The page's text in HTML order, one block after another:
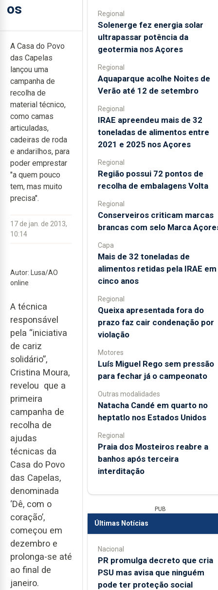
os
A Casa do Povo
das Capelas
lançou uma
campanha de
recolha de
material técnico,
como camas
articuladas,
cadeiras de roda
e andarilhos, para
poder emprestar
"a quem pouco
tem, mas muito
precisa".
17 de jan. de 2013,
10:14
Autor: Lusa/AO
online
A técnica
responsável
pela “iniciativa
de cariz
solidário”,
Cristina Moura,
revelou que a
primeira
campanha de
recolha de
ajudas
técnicas da
Casa do Povo
das Capelas,
denominada
‘Dê, com o
coração’,
começou em
dezembro e
prolonga-se até
ao final de
janeiro.
Regional
Solenerge fez energia solar
ultrapassar potência da
geotermia nos Açores
Regional
Aquaparque acolhe Noites de
Verão até 12 de setembro
Regional
IRAE apreendeu mais de 32
toneladas de alimentos entre
2021 e 2025 nos Açores
Regional
Região possui 72 pontos de
recolha de embalagens Volta
Regional
Conserveiros criticam marcas
brancas com selo Marca
Capa
Mais de 32 toneladas de
alimentos retidas pela IRAE em
cinco anos
Regional
Queixa apresentada fora do
prazo faz cair condenação por
violação
Motores
Luís Miguel Rego sem pressão
para fechar já o campeonato
Outras modalidades
Natacha Candé em quarto no
heptatlo nos Estados Unidos
Regional
Praia dos Mosteiros reabre a
banhos após terceira
interditação
PUB
Últimas Notícias
Nacional
PR promulga decreto que cria
PSU mas avisa que ninguém
pode ter proteção social